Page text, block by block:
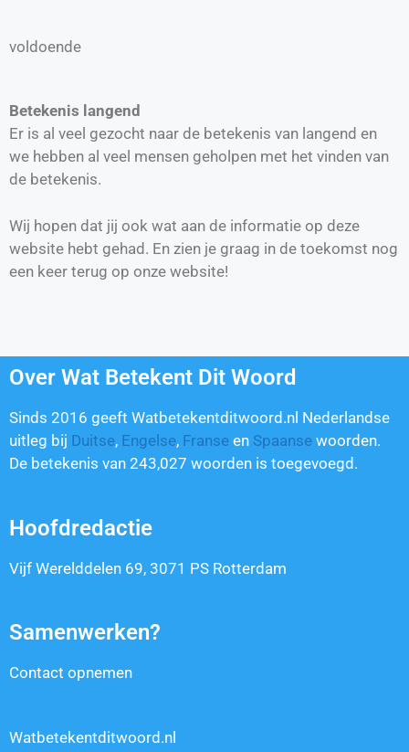
voldoende
Betekenis langend
Er is al veel gezocht naar de betekenis van langend en
we hebben al veel mensen geholpen met het vinden van
de betekenis.
Wij hopen dat jij ook wat aan de informatie op deze
website hebt gehad. En zien je graag in de toekomst nog
een keer terug op onze website!
Over Wat Betekent Dit Woord
Sinds 2016 geeft Watbetekentditwoord.nl Nederlandse
uitleg bij Duitse, Engelse, Franse en Spaanse woorden.
De betekenis van 243,027 woorden is toegevoegd.
Hoofdredactie
Vijf Werelddelen 69, 3071 PS Rotterdam
Samenwerken?
Contact opnemen
Watbetekentditwoord.nl